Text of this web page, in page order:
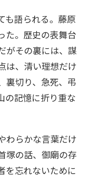
も語られる。藤原
た。歴史の表舞台
がその裏には、謀
は、清い理想だけ
裏切り、急死、弔
の記憶に折り重な
わらかな言葉だけ
塚の話、御廟の存
を忘れないために